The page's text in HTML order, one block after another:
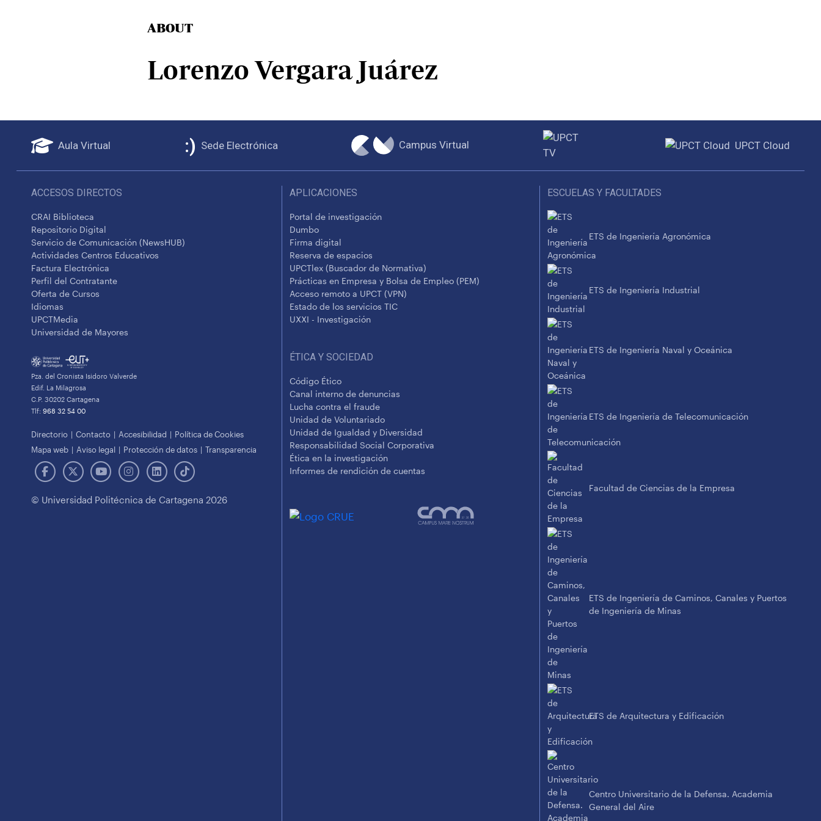
ABOUT
Lorenzo Vergara Juárez
Aula Virtual Sede Electrónica Campus Virtual UPCT Cloud
ACCESOS DIRECTOS
CRAI Biblioteca
Repositorio Digital
Servicio de Comunicación (NewsHUB)
Actividades Centros Educativos
Factura Electrónica
Perfil del Contratante
Oferta de Cursos
Idiomas
UPCTMedia
Universidad de Mayores
Pza. del Cronista Isidoro Valverde
Edif. La Milagrosa
C.P. 30202 Cartagena
Tlf: 968 32 54 00
Directorio Contacto Accesibilidad
Política de Cookies
Mapa web
Aviso legal Protección de datos Transparencia
© Universidad Politécnica de Cartagena 2026
APLICACIONES
Portal de investigación
Dumbo
Firma digital
Reserva de espacios
UPCTlex (Buscador de Normativa)
Prácticas en Empresa y Bolsa de Empleo (PEM)
Acceso remoto a UPCT (VPN)
Estado de los servicios TIC
UXXI - Investigación
ÉTICA Y SOCIEDAD
Código Ético
Canal interno de denuncias
Lucha contra el fraude
Unidad de Voluntariado
Unidad de Igualdad y Diversidad
Responsabilidad Social Corporativa
Ética en la investigación
Informes de rendición de cuentas
ESCUELAS Y FACULTADES
ETS de Ingeniería Agronómica
ETS de Ingeniería Industrial
ETS de Ingeniería Naval y Oceánica
ETS de Ingeniería de Telecomunicación
Facultad de Ciencias de la Empresa
ETS de Ingeniería de Caminos, Canales y Puertos
de Ingeniería de Minas
ETS de Arquitectura y Edificación
Centro Universitario de la Defensa. Academia
General del Aire